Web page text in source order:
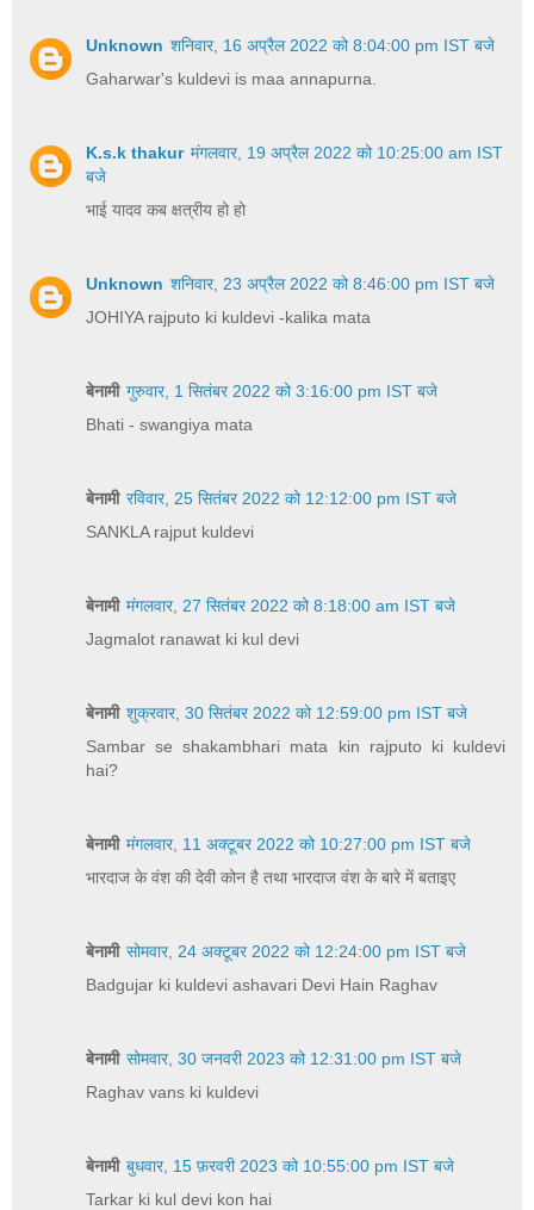
Unknown शनिवार, 16 अप्रैल 2022 को 8:04:00 pm IST बजे
Gaharwar's kuldevi is maa annapurna.
K.s.k thakur मंगलवार, 19 अप्रैल 2022 को 10:25:00 am IST
बजे
भाई यादव कब क्षत्रीय हो हो
Unknown शनिवार, 23 अप्रैल 2022 को 8:46:00 pm IST बजे
JOHIYA rajputo ki kuldevi -kalika mata
बेनामी गुरुवार, 1 सितंबर 2022 को 3:16:00 pm IST बजे
Bhati - swangiya mata
बेनामी रविवार, 25 सितंबर 2022 को 12:12:00 pm IST बजे
SANKLA rajput kuldevi
बेनामी मंगलवार, 27 सितंबर 2022 को 8:18:00 am IST बजे
Jagmalot ranawat ki kul devi
बेनामी शुक्रवार, 30 सितंबर 2022 को 12:59:00 pm IST बजे
Sambar se shakambhari mata kin rajputo ki kuldevi
hai?
बेनामी मंगलवार, 11 अक्टूबर 2022 को 10:27:00 pm IST बजे
भारदाज के वंश की देवी कोन है तथा भारदाज वंश के बारे में बताइए
बेनामी सोमवार, 24 अक्टूबर 2022 को 12:24:00 pm IST बजे
Badgujar ki kuldevi ashavari Devi Hain Raghav
बेनामी सोमवार, 30 जनवरी 2023 को 12:31:00 pm IST बजे
Raghav vans ki kuldevi
बेनामी बुधवार, 15 फ़रवरी 2023 को 10:55:00 pm IST बजे
Tarkar ki kul devi kon hai